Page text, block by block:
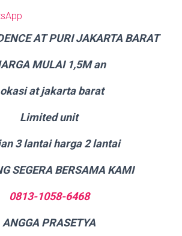
AT PURI JAKARTA BARAT
MULAI 1,5M an
at jakarta barat
Limited unit
3 lantai harga 2 lantai
SEGERA BERSAMA KAMI
0813-1058-6468
ANGGA PRASETYA